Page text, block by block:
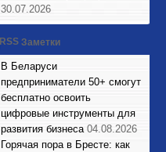
30.07.2026
Заметки
В Беларуси
предприниматели 50+ смогут
бесплатно освоить
цифровые инструменты для
развития бизнеса 04.08.2026
Горячая пора в Бресте: как